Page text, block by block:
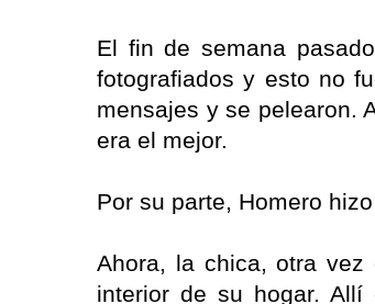
El fin de semana
fotografiados y esto no
mensajes y se pelearon.
era el mejor.
Por su parte, Homero
Ahora, la chica, otra
interior de su hogar. Allí